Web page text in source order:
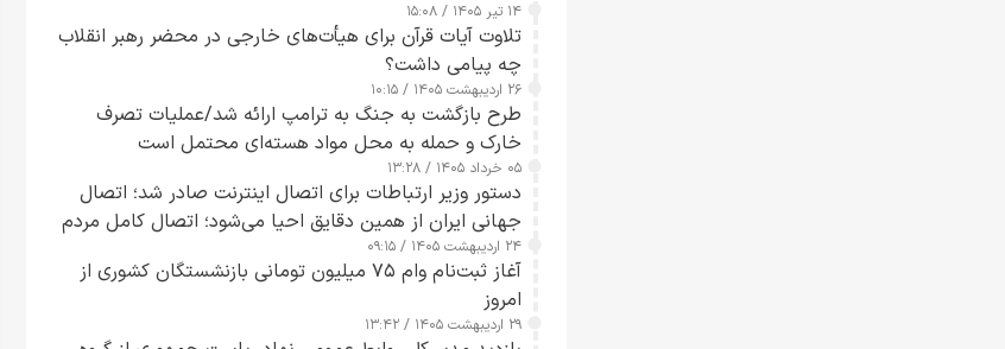
۱۴ تیر ۱۴۰۵ / ۱۵:۰۸
تلاوت آیات قرآن برای هیأت‌های خارجی در محضر رهبر انقلاب
چه پیامی داشت؟
۲۶ اردیبهشت ۱۴۰۵ / ۱۰:۱۵
طرح‌ بازگشت به جنگ به ترامپ ارائه شد/عملیات تصرف
خارک و حمله به محل مواد هسته‌ای محتمل است
۰۵ خرداد ۱۴۰۵ / ۱۳:۲۸
دستور وزیر ارتباطات برای اتصال اینترنت صادر شد؛ اتصال
جهانی ایران از همین دقایق احیا می‌شود؛ اتصال کامل مردم
تا ۲۴ ساعت آینده
۲۴ اردیبهشت ۱۴۰۵ / ۰۹:۱۵
آغاز ثبت‌نام وام ۷۵ میلیون تومانی بازنشستگان کشوری از
امروز
۲۹ اردیبهشت ۱۴۰۵ / ۱۳:۴۲